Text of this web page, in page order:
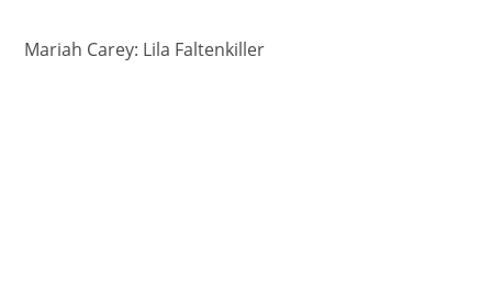
Mariah Carey: Lila Faltenkiller